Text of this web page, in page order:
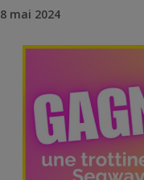
8 mai 2024